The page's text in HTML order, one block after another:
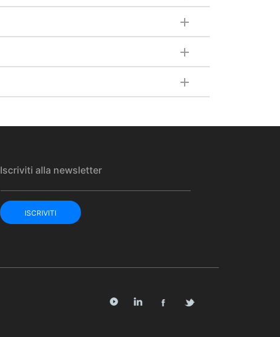
Iscriviti alla newsletter
ISCRIVITI